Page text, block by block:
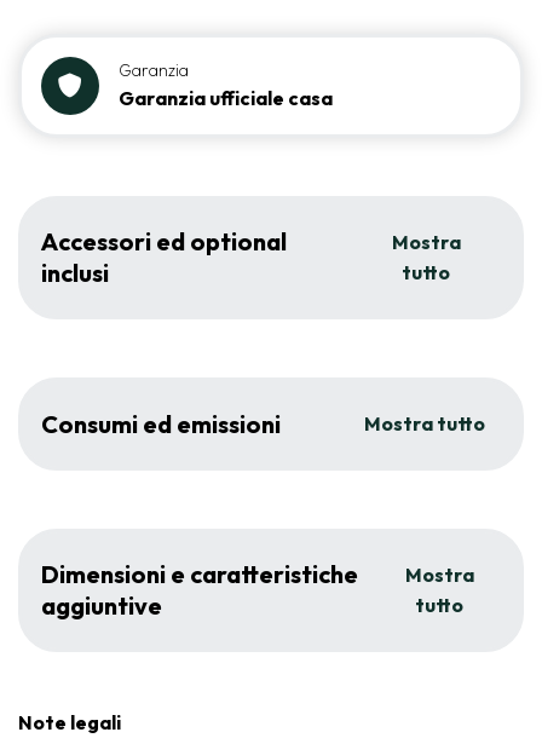
Garanzia
Garanzia ufficiale casa
Accessori ed optional
inclusi
Mostra
tutto
Consumi ed emissioni Mostra tutto
Dimensioni e caratteristiche
aggiuntive
Mostra
tutto
Note legali